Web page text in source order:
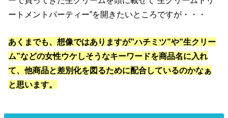
ートメントパーティー”を開きたいところですが・・・
あくまでも、想像ではありますが”ハチミツ”や”生クリー
ム”などの女性ウケしそうなキーワードを商品名に入れ
て、他商品と差別化を図るために配合しているのかなぁ
と思います。